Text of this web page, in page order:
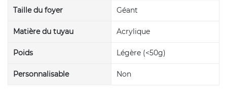
Taille du foyer Géant
Matière du tuyau Acrylique
Poids Légère (<50g)
Personnalisable Non